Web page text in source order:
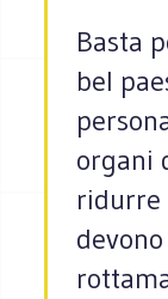
Basta
bel
organi
ridurre